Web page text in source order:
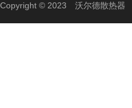
Copyright © 2023 沃尔德散热器